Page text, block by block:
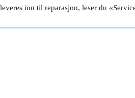
inn til reparasjon, leser du